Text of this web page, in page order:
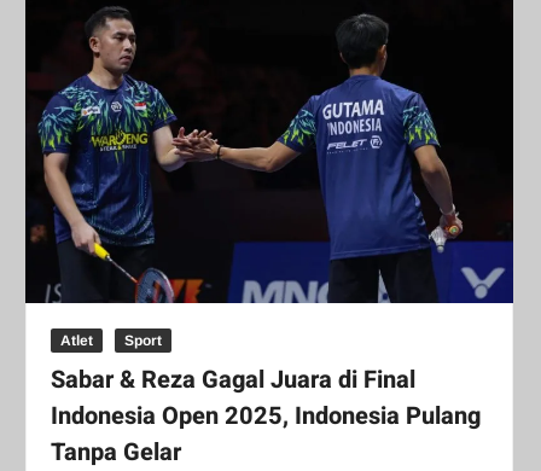
Atlet Sport
Sabar & Reza Gagal Juara di Final
Indonesia Open 2025, Indonesia Pulang
Tanpa Gelar